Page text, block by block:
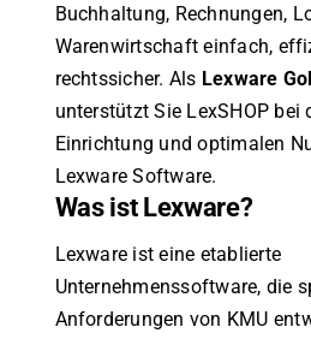
Buchhaltung, Rechnungen,
Warenwirtschaft einfach,
rechtssicher. Als Lexware
unterstützt Sie LexSHOP bei
Einrichtung und optimalen
Lexware Software.
Was ist Lexware?
Lexware ist eine etablierte
Unternehmenssoftware, die
Anforderungen von KMU